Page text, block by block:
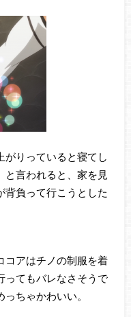
がりっていると寝てし
と言われると、家を見
背負って行こうとした
コアはチノの制服を着
ってもバレなさそうで
ちゃかわいい。